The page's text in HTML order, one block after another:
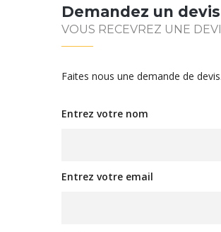
Demandez un devis
VOUS RECEVREZ UNE
Faites nous une demande de
Entrez votre nom
Entrez votre email